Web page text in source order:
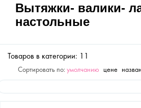
Вытяжки- валики-
настольные
Товаров в категории: 11
Сортировать по: умолчанию цене